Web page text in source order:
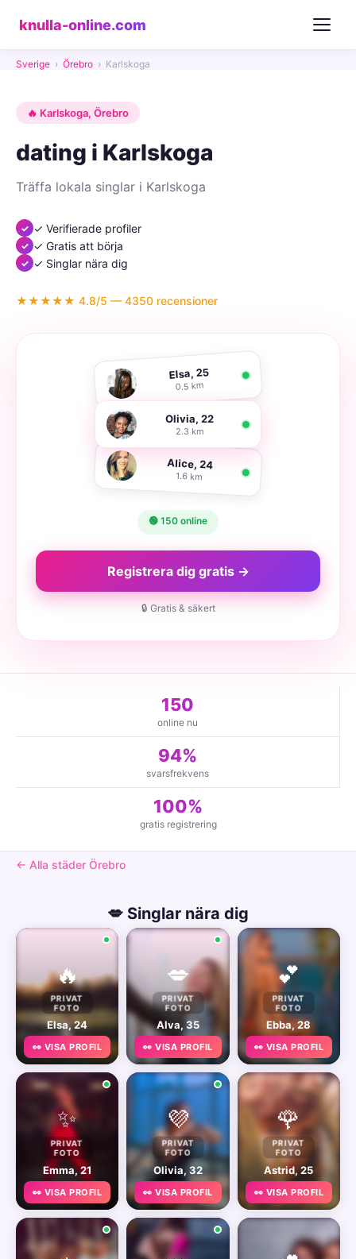
knulla-online.com
Sverige › Örebro › Karlskoga
🔥 Karlskoga, Örebro
dating i Karlskoga
Träffa lokala singlar i Karlskoga
✓ Verifierade profiler
✓ Gratis att börja
✓ Singlar nära dig
★★★★★ 4.8/5 — 4350 recensioner
Elsa, 25
0.5 km
Olivia, 22
2.3 km
Alice, 24
1.6 km
🟢 150 online
Registrera dig gratis →
🔒 Gratis & säkert
150
online nu
94%
svarsfrekvens
100%
gratis registrering
← Alla städer Örebro
💋 Singlar nära dig
🔥
PRIVAT
FOTO
Elsa, 24
👀 VISA PROFIL
💋
PRIVAT
FOTO
Alva, 35
👀 VISA PROFIL
💕
PRIVAT
FOTO
Ebba, 28
👀 VISA PROFIL
✨
PRIVAT
FOTO
Emma, 21
👀 VISA PROFIL
💜
PRIVAT
FOTO
Olivia, 32
👀 VISA PROFIL
🌹
PRIVAT
FOTO
Astrid, 25
👀 VISA PROFIL